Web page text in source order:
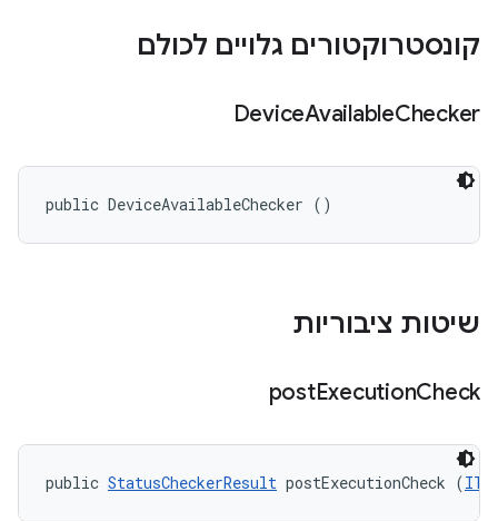
קונסטרוקטורים גלויים לכולם
DeviceAvailableChecker
public DeviceAvailableChecker ()
שיטות ציבוריות
postExecutionCheck
public StatusCheckerResult postExecutionCheck (